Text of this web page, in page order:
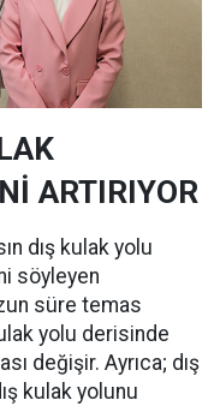
ARTIRIYOR
dış kulak yolu
söyleyen
süre temas
yolu derisinde
değişir. Ayrıca; dış
kulak yolunu